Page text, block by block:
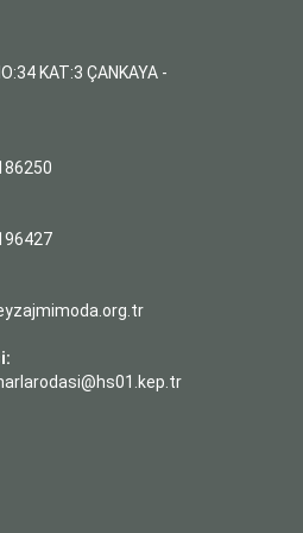
KAT:3 ÇANKAYA -